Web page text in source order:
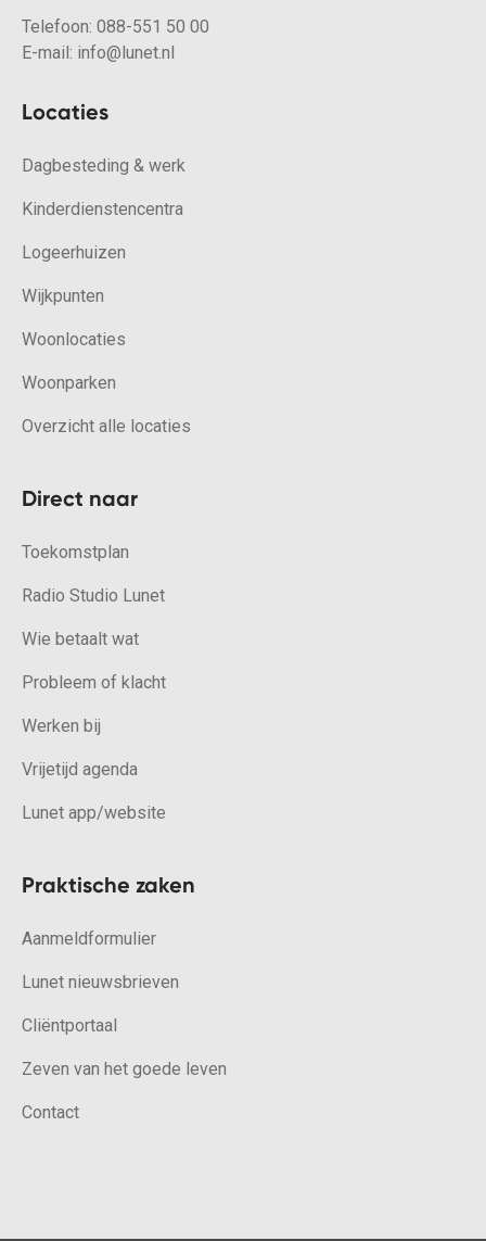
Telefoon: 088-551 50 00
E-mail: info@lunet.nl
Locaties
Dagbesteding & werk
Kinderdienstencentra
Logeerhuizen
Wijkpunten
Woonlocaties
Woonparken
Overzicht alle locaties
Direct naar
Toekomstplan
Radio Studio Lunet
Wie betaalt wat
Probleem of klacht
Werken bij
Vrijetijd agenda
Lunet app/website
Praktische zaken
Aanmeldformulier
Lunet nieuwsbrieven
Cliëntportaal
Zeven van het goede leven
Contact